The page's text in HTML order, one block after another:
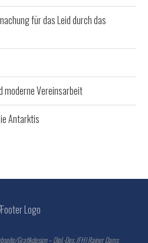
für das Leid durch das
moderne Vereinsarbeit
Antarktis
Grafikdesign – Dipl.-Des. (FH) Rainer Dams